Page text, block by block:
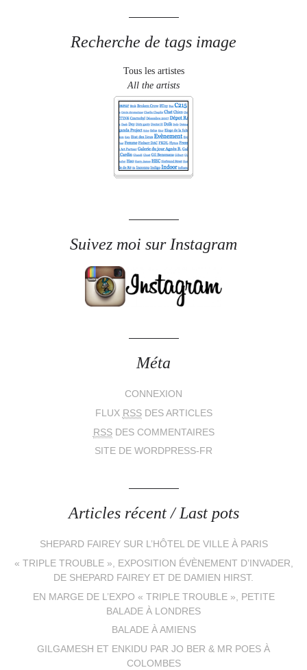
Recherche de tags image
Tous les artistes
All the artists
Suivez moi sur Instagram
Méta
CONNEXION
FLUX RSSDES ARTICLES
RSSDES COMMENTAIRES
SITE DE WORDPRESS-FR
Articles récent / Last pots
SHEPARD FAIREY SUR L’HÔTEL DE VILLE À PARIS
« TRIPLE TROUBLE », EXPOSITION ÉVÈNEMENT D’INVADER,
DE SHEPARD FAIREY ET DE DAMIEN HIRST.
EN MARGE DE L’EXPO « TRIPLE TROUBLE », PETITE
BALADE À LONDRES
BALADE À AMIENS
GILGAMESH ET ENKIDU PAR JO BER & MR POES À
COLOMBES